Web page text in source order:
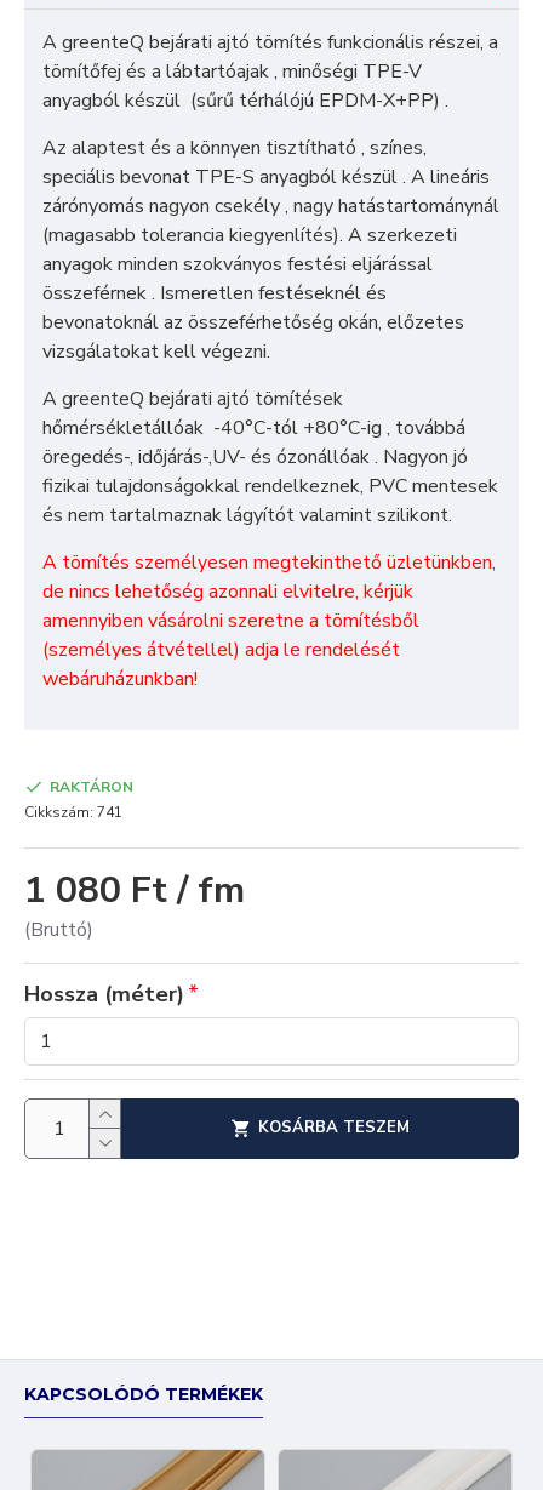
A greenteQ bejárati ajtó tömítés funkcionális részei, a
tömítőfej és a lábtartóajak , minőségi TPE-V
anyagból készül (sűrű térhálójú EPDM-X+PP) .
Az alaptest és a könnyen tisztítható , színes,
speciális bevonat TPE-S anyagból készül . A lineáris
zárónyomás nagyon csekély , nagy hatástartománynál
(magasabb tolerancia kiegyenlítés). A szerkezeti
anyagok minden szokványos festési eljárással
összeférnek . Ismeretlen festéseknél és
bevonatoknál az összeférhetőség okán, előzetes
vizsgálatokat kell végezni.
A greenteQ bejárati ajtó tömítések
hőmérsékletállóak -40°C-tól +80°C-ig , továbbá
öregedés-, időjárás-,UV- és ózonállóak . Nagyon jó
fizikai tulajdonságokkal rendelkeznek, PVC mentesek
és nem tartalmaznak lágyítót valamint szilikont.
A tömítés személyesen megtekinthető üzletünkben,
de nincs lehetőség azonnali elvitelre, kérjük
amennyiben vásárolni szeretne a tömítésből
(személyes átvétellel) adja le rendelését
webáruházunkban!
1 080 Ft / fm
(Bruttó)
RAKTÁRON
Cikkszám: 741
Hossza (méter)
KOSÁRBA TESZEM
KAPCSOLÓDÓ TERMÉKEK